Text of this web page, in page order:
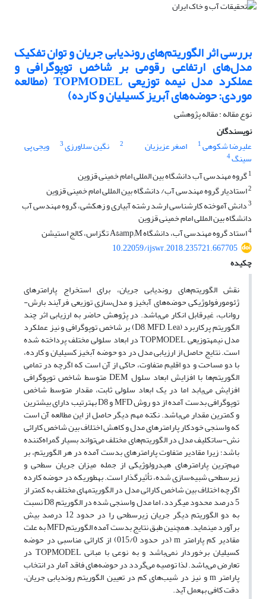
بررسی اثر الگوریتم‌های روندیابی جریان و توان تفکیک
مدل‌های ارتفاعی رقومی بر شاخص توپوگرافی و
عملکرد مدل نیمه توزیعی TOPMODEL (مطالعه
موردی: حوضه‌های آبریز کسیلیان و کارده)
نوع مقاله : مقاله پژوهشی
نویسندگان
علیرضا شکوهی1 اصغر عزیزیان 2 نگین سلاورزی3 ویجی پی
سینگ4
1گروه مهندسی آب دانشگاه بین المللی امام خمینی قزوین
2استادیار گروه مهندسی آب/ دانشگاه بین المللی امام خمینی قزوین
3دانش آموخته کارشناسی ارشد رشته آبیاری و زهکشی، گروه مهندسی آب
دانشگاه بین المللی امام خمینی قزوین
4استاد گروه مهندسی آب، دانشگاه A&amp;M تگزاس، کالج استیشن
10.22059/ijswr.2018.235721.667705
چکیده
نقش الگوریتم‌های روندیابی جریان، برای استخراج پارامترهای
ژئومورفولوژیکی حوضه‌های آبخیز و مدل‌سازی توزیعی فرآیند بارش-
رواناب، غیرقابل انکار می‌باشد. در پژوهش حاضر به ارزیابی اثر چند
الگوریتم‌ پرکاربرد (D8, MFD, Lea) بر شاخص توپوگرافی و نیز عملکرد
مدل نیمه­توزیعی TOPMODEL در ابعاد سلولی مختلف پرداخته شده
است. نتایج حاصل از ارزیابی مدل در دو حوضه آبخیز کسیلیان و کارده،
با دو مساحت و دو اقلیم متفاوت، حاکی از آن است که اگرچه در تمامی
الگوریتم‌ها با افزایش ابعاد سلول DEM متوسط شاخص توپوگرافی
افزایش می‌یابد اما در یک ابعاد سلولی ثابت، مقدار متوسط شاخص
توپوگرافی بدست آمده از دو روش MFD و D8 به­ترتیب دارای بیشترین
و کمترین مقدار می‌باشد. نکته مهم دیگر حاصل از این مطالعه آن است
که واسنجی خودکار پارامترهای مدل و کاهش اختلاف بین شاخص کارائی
نش-ساتکلیف مدل در الگوریتم‌های مختلف می‌تواند بسیار گمراه‌کننده
باشد؛ زیرا مقادیر متفاوت پارامترهای بدست آمده در هر الگوریتم، بر
مهم‌ترین پارامترهای هیدرولوژیکی از جمله میزان جریان سطحی و
زیرسطحی شبیه‌سازی شده، تأثیرگذار است. به­طوری­که در حوضه کارده
اگرچه اختلاف بین شاخص کارائی مدل در الگوریتم­های مختلف به کمتر از
5 درصد محدود می­گردد، اما مدل واسنجی شده در الگوریتم D8 نسبت
به دو الگوریتم دیگر جریان زیرسطحی را در حدود 12 درصد بیش
برآورد می­نماید. همچنین طبق نتایج بدست آمده الگوریتم MFD به علت
مقادیر کم پارامتر m (در حدود 015/0) از کارائی مناسبی در حوضه
کسیلیان برخوردار نمی‌باشد و به نوعی با مبانی TOPMODEL در
تعارض می‌باشد. لذا توصیه می‌گردد در حوضه‌های فاقد آمار در انتخاب
پارامتر m و نیز در شیب‌های کم در تعیین الگوریتم روندیابی جریان،
دقت کافی به­عمل آید.